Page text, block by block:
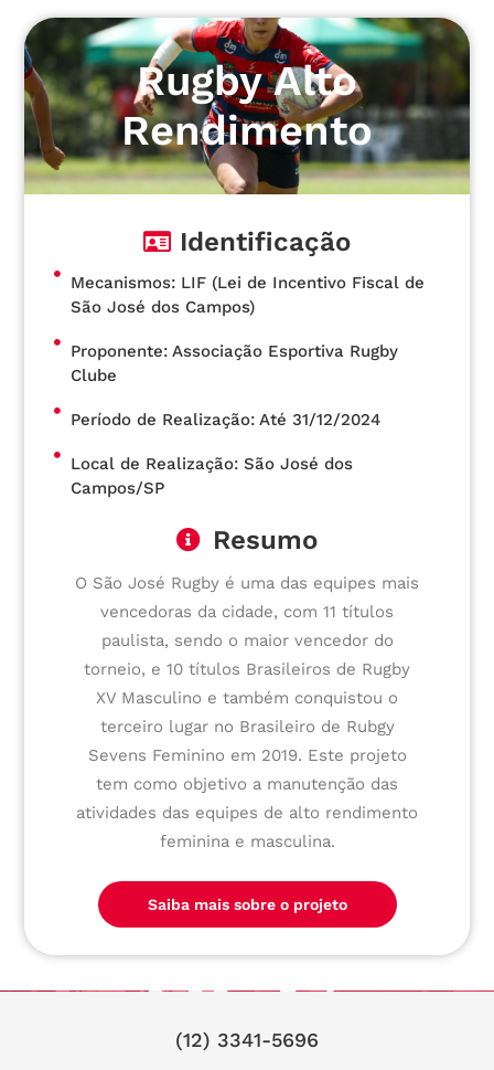
Rugby Alto
Rendimento
Identificação
Mecanismos: LIF (Lei de Incentivo Fiscal de
São José dos Campos)
Proponente: Associação Esportiva Rugby
Clube
Período de Realização: Até 31/12/2024
Local de Realização: São José dos
Campos/SP
Resumo
O São José Rugby é uma das equipes mais
vencedoras da cidade, com 11 títulos
paulista, sendo o maior vencedor do
torneio, e 10 títulos Brasileiros de Rugby
XV Masculino e também conquistou o
terceiro lugar no Brasileiro de Rubgy
Sevens Feminino em 2019. Este projeto
tem como objetivo a manutenção das
atividades das equipes de alto rendimento
feminina e masculina.
Saiba mais sobre o projeto
(12) 3341-5696